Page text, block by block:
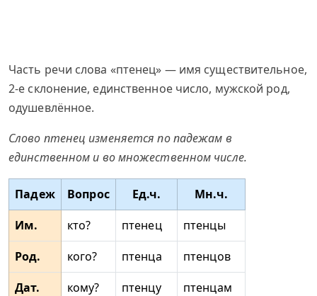
Часть речи слова «птенец» — имя существительное,
2-е склонение, единственное число, мужской род,
одушевлённое.
Слово птенец изменяется по падежам в
единственном и во множественном числе.
Падеж Вопрос Ед.ч.
Мн.ч.
Им.
кто? птенец
птенцы
Род.
кого? птенца
птенцов
Дат.
кому? птенцу
птенцам